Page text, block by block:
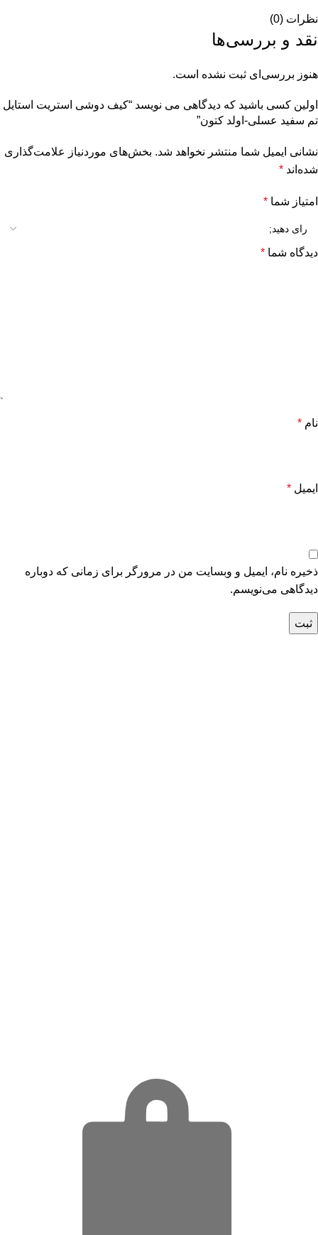
نظرات (0)
نقد و بررسی‌ها
هنوز بررسی‌ای ثبت نشده است.
اولین کسی باشید که دیدگاهی می نویسد “کیف دوشی استریت استایل
تم سفید عسلی-اولد کتون”
نشانی ایمیل شما منتشر نخواهد شد. بخش‌های موردنیاز علامت‌گذاری
شده‌اند *
امتیاز شما *
دیدگاه شما *
نام *
ایمیل *
ذخیره نام، ایمیل و وبسایت من در مرورگر برای زمانی که دوباره
دیدگاهی می‌نویسم.